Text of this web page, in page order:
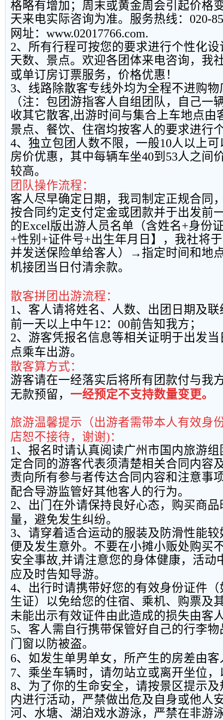
格略有增加；周末或黄金周会引起价格
天来电实际咨询为准。服务热线： 020-
网址： www.02017766.com.
2、所有行程可按您的要求进行个性化
天数、景点。欢迎各团体来电咨询，我
或单订房订票服务，价格优惠！
3、线路除散客专线外均为全程不进购
（注：包团游指客人自组团队，自己一
收其它散客,出游时间与集合上车地点由
景点、餐饮、住宿均按客人的要求进行
4、独立包团人数不限，一般10人以上
房价优惠，其中每辆车坐40到 53人之间
较高。
团队操作流程：
客人尽早确定日期，我司制定正规合同
按合同约定支付定金或团款并于出发前
的Excel版出游人员名单（含姓名+身份
+性别 +证件号+出生年月日】，我社将
并发送保险单给客人）→指定时间和地
机接团当日付清余款。
散客拼团出游流程：
1、客人请将姓名、人数、出团日期及
前一天以上中午12： 00前告知我方；
2、游客凭报名信息等相关证明于出发
点乘车出游。
散客算方式：
游客请在一经落实后将所有团款付与我
无款预留， 一经预定不支持数量变更。
旅游温馨提示（出游者需带本人有效身
店恕不接待，谢谢)：
1、报名时请认真阅读广州市国内旅游
定合同的游客代表须清楚相关合同内容
责向所有参与者传达合同内容和注意事
配合导游监管好其他客人的行为。
2、出门在外请保持良好心态，购买商
量，避免发生纠纷。
3、请穿着适合运动的服装及防滑性能
便及发生意外。不要在小摊小贩处购买
安全事故,并请注意您的身体健康，活动
应及时告知导游。
4、出行时请携带好您的有效身份证件
生证）以免给您的住宿、乘机、购票及
未能出示有效证件由此造成的损失由客
5、客人需自行携带保管好自己的行李
门窗以防被盗。
6、如发生单男单女，所产生的房差由客
7、乘坐车辆时，请勿站立或离开坐位
8、为了你的生命安全，请按景区提示
内进行活动，严禁做出危及自身或他人
河、水塘、湖泊戏水游泳，严禁在非游